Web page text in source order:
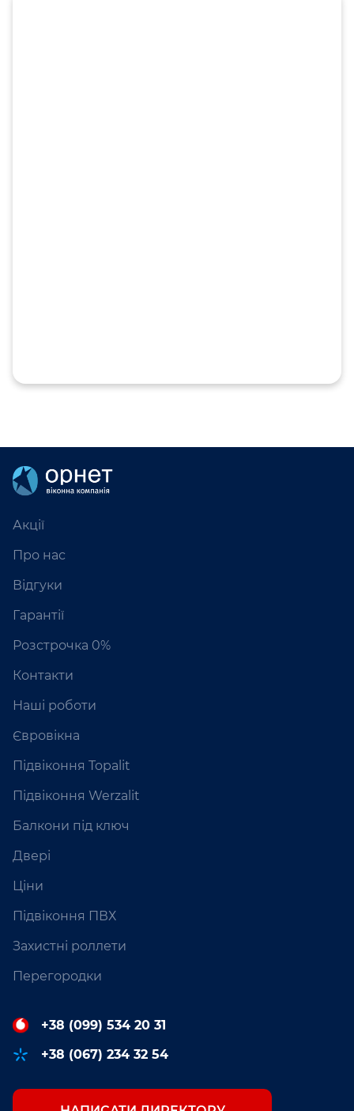
Акції
Про нас
Відгуки
Гарантії
Розстрочка 0%
Контакти
Наші роботи
Євровікна
Підвіконня Topalit
Підвіконня Werzalit
Балкони під ключ
Двері
Ціни
Підвіконня ПВХ
Захистні роллети
Перегородки
+38 (099) 534 20 31
+38 (067) 234 32 54